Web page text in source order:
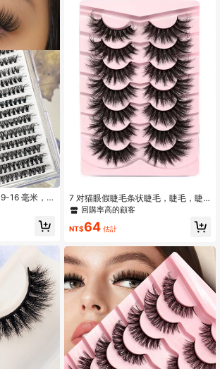
16 毫米，
使用，化妆
7 对猫眼假睫毛条状睫毛，睫毛，睫
毛，假睫毛
回購率高的顧客
NT$64 估計